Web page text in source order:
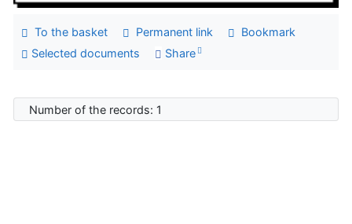
To the basket Permanent link
Bookmark
Selected documents
Share
Number of the records: 1